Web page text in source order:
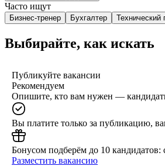
Часто ищут
Бизнес-тренер Бухгалтер Технический
Выбирайте, как искать
Публикуйте вакансии
Рекомендуем
Опишите, кто вам нужен —
Вы платите только за публикацию,
Бонусом подберём до 10 кандидатов:
Разместить вакансию